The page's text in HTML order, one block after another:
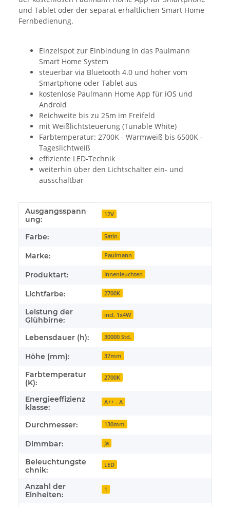
und Tablet oder der separat erhältlichen Smart Home
Fernbedienung.
Einzelspot zur Einbindung in das Paulmann
Smart Home System
steuerbar via Bluetooth 4.0 und höher vom
Smartphone oder Tablet aus
kostenlose Paulmann Home App für iOS und
Android
Reichweite bis zu 25m im Freifeld
mit Weißlichtsteuerung (Tunable White)
Farbtemperatur: 2700K - Warmweiß bis 6500K -
Tageslichtweiß
effiziente LED-Technik
weiterhin über den Lichtschalter ein- und
ausschaltbar
Produkteigenschaft
Wert
Ausgangsspann
ung:
12V
Farbe: Satin
Marke: Paulmann
Produktart: Innenleuchten
Lichtfarbe: 2700K
Leistung der
Glühbirne:
incl. 1x4W
Lebensdauer (h): 30000 Std.
Höhe (mm): 37mm
Farbtemperatur
(K):
2700K
Energieeffizienz
klasse:
A++ - A
Durchmesser: 130mm
Dimmbar: Ja
Beleuchtungste
chnik:
LED
Anzahl der
Einheiten:
1